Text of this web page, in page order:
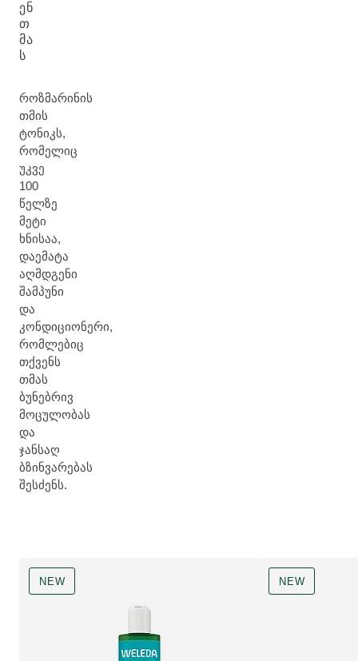
ᲔᲜ
Თ
ᲛᲐ
Ს
როზმარინის
თმის
ტონიკს,
რომელიც
უკვე
100
წელზე
მეტი
ხნისაა,
დაემატა
აღმდგენი
შამპუნი
და
კონდიციონერი,
რომლებიც
თქვენს
თმას
ბუნებრივ
მოცულობას
და
ჯანსაღ
ბზინვარებას
შესძენს.
NEW NEW